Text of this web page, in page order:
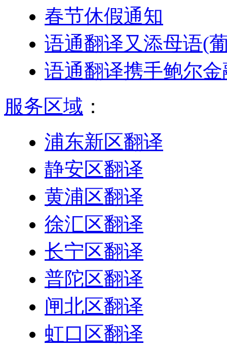
春节休假通知
语通翻译又添母语(
语通翻译携手鲍尔
服务区域 ：
浦东新区翻译
静安区翻译
黄浦区翻译
徐汇区翻译
长宁区翻译
普陀区翻译
闸北区翻译
虹口区翻译